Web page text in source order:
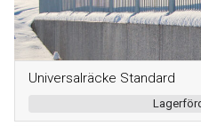
Universalräcke Standard